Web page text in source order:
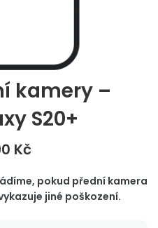
kamery –
S20+
Kč
pokud přední kamera
jiné poškození.